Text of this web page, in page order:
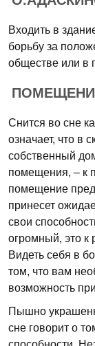
Входить в
борьбу за
обществе или в
Снится во сне
означает, что в
собственный
помещения, – к
помещение
принесет
свои
огромный, это к
Видеть себя в
том, что вам
возможность
Пышно
сне говорит о